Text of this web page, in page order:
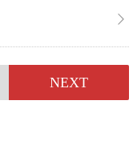
NEXT